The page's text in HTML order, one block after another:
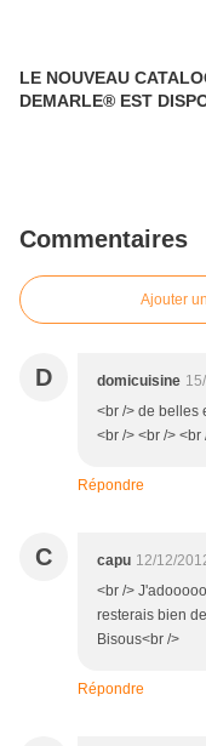
LE NOUVEAU
DEMARLE® EST
Commentaires
Ajouter
D domicuisine
<br /> de belles
<br /> <br /> <br
Répondre
C capu 12/12/
<br />
resterais bien
Bisous<br />
Répondre